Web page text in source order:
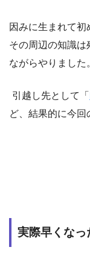
因みに生まれて
その周辺の知識は
ながらやりました
引越し先として「
ど、結果的に今
実際早くなっ